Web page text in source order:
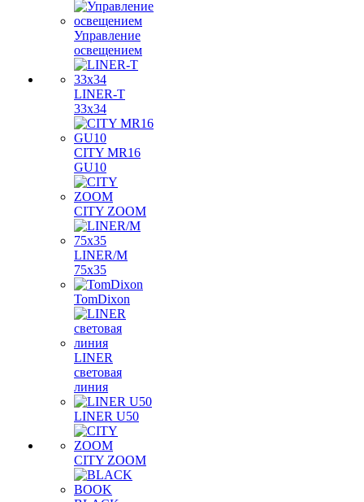
Управление
освещением
LINER-T
33x34
CITY MR16
GU10
CITY ZOOM
LINER/M
75х35
TomDixon
LINER
световая
линия
LINER U50
CITY ZOOM